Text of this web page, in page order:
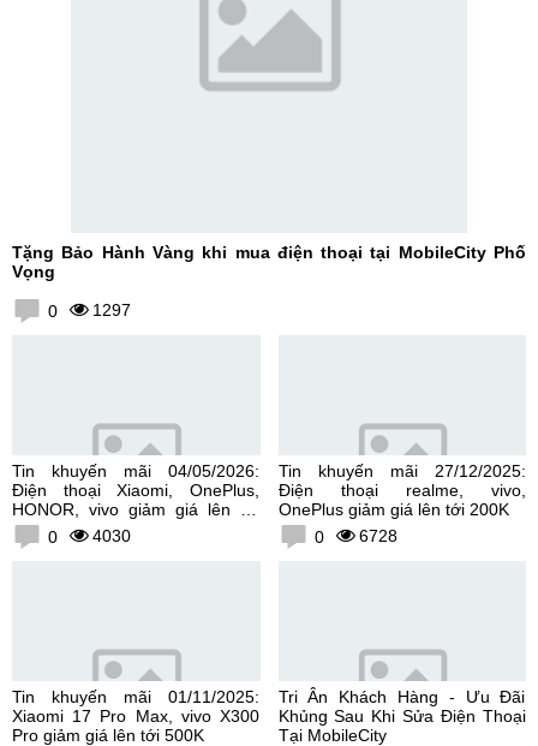
Tặng Bảo Hành Vàng khi mua điện thoại tại MobileCity Phố
Vọng
0 1297
Tin khuyến mãi 04/05/2026:
Điện thoại Xiaomi, OnePlus,
HONOR, vivo giảm giá lên tới
300K0 4030
Tin khuyến mãi 27/12/2025:
Điện thoại realme, vivo,
OnePlus giảm giá lên tới 200K
0
6728
Tin khuyến mãi 01/11/2025:
Xiaomi 17 Pro Max, vivo X300
Pro giảm giá lên tới 500K
Tri Ân Khách Hàng - Ưu Đãi
Khủng Sau Khi Sửa Điện Thoại
Tại MobileCity